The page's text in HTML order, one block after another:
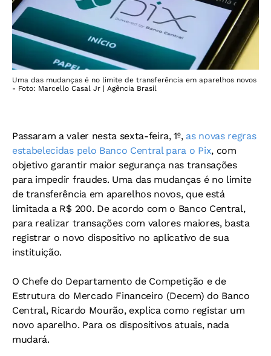
Uma das mudanças é no limite de transferência em aparelhos novos
- Foto: Marcello Casal Jr | Agência Brasil
Passaram a valer nesta sexta-feira, 1º, as novas regras
estabelecidas pelo Banco Central para o Pix, com
objetivo garantir maior segurança nas transações
para impedir fraudes. Uma das mudanças é no limite
de transferência em aparelhos novos, que está
limitada a R$ 200. De acordo com o Banco Central,
para realizar transações com valores maiores, basta
registrar o novo dispositivo no aplicativo de sua
instituição.
O Chefe do Departamento de Competição e de
Estrutura do Mercado Financeiro (Decem) do Banco
Central, Ricardo Mourão, explica como registar um
novo aparelho. Para os dispositivos atuais, nada
mudará.